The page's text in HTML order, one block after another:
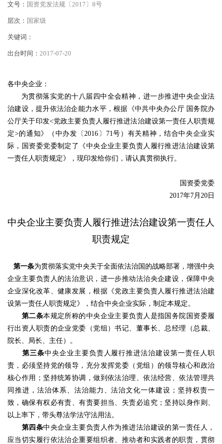
文号： 国资党发法规〔2017〕8号
层次： 国家级
关键词：
出台时间： 2017-07-20
各中央企业：
为贯彻落实党的十八届四中全会精神，进一步推进中央企业法
治建设，提升依法治企能力水平，根据《中共中央办公厅 国务院办
公厅关于印发<党政主要负责人履行推进法治建设第一责任人职责规
定>的通知》（中办发〔2016〕71号）有关精神，结合中央企业实
际，国资委党委制定了《中央企业主要负责人履行推进法治建设第
一责任人职责规定》，现印发给你们，请认真贯彻执行。
国资委党委
2017年7月20日
中央企业主要负责人履行推进法治建设第一责任人
职责规定
第一条为贯彻落实党中央关于全面依法治国的战略部署，增强中央
企业主要负责人的法治意识，进一步推动法治央企建设，保障中央
企业深化改革、健康发展，根据《党政主要负责人履行推进法治建
设第一责任人职责规定》，结合中央企业实际，制定本规定。
第二条本规定所称的中央企业主要负责人是指国务院国资委履
行出资人职责的企业党委（党组）书记、董事长、总经理（总裁、
院长、局长、主任）。
第三条中央企业主要负责人履行推进法治建设第一责任人职
责，必须坚持党的领导，充分发挥党委（党组）的领导核心和政治
核心作用；坚持统筹协调，做到依法治理、依法经营、依法管理共
同推进，法治体系、法治能力、法治文化一体建设；坚持权责一
致，确保有权必有责、有责要担当、失责必追究；坚持以身作则、
以上率下，带头尊法学法守法用法。
第四条中央企业主要负责人作为推进法治建设的第一责任人，
应当切实履行依法治企重要组织者、推动者和实践者的职责，贯彻